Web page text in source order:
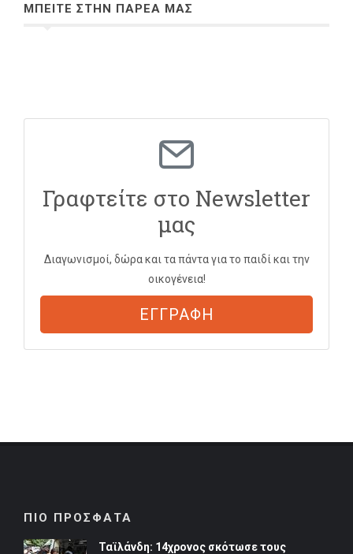
ΜΠΕΙΤΕ ΣΤΗΝ ΠΑΡΕΑ ΜΑΣ
Γραφτείτε στο Newsletter
μας
Διαγωνισμοί, δώρα και τα πάντα για το παιδί και την
οικογένεια!
ΕΓΓΡΑΦΗ
ΠΙΟ ΠΡΟΣΦΑΤΑ
Ταϊλάνδη: 14χρονος σκότωσε τους